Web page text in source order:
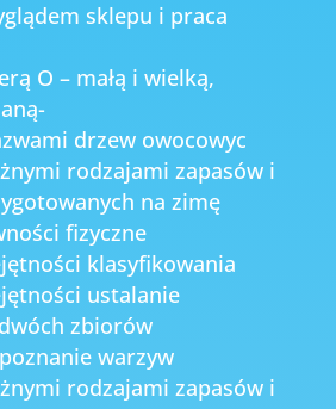
sklepu i praca
O – małą i wielką,
drzew owocowyc
rodzajami zapasów i
na zimę
fizyczne
klasyfikowania
ustalanie
zbiorów
warzyw
rodzajami zapasów i